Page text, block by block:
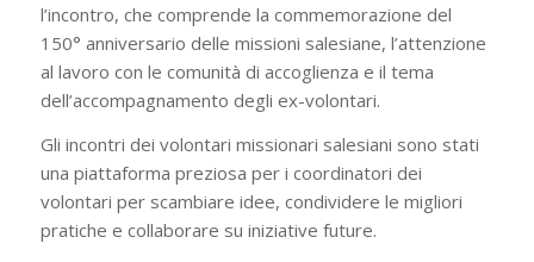
l’incontro, che comprende la commemorazione del
150° anniversario delle missioni salesiane, l’attenzione
al lavoro con le comunità di accoglienza e il tema
dell’accompagnamento degli ex-volontari.
Gli incontri dei volontari missionari salesiani sono stati
una piattaforma preziosa per i coordinatori dei
volontari per scambiare idee, condividere le migliori
pratiche e collaborare su iniziative future.